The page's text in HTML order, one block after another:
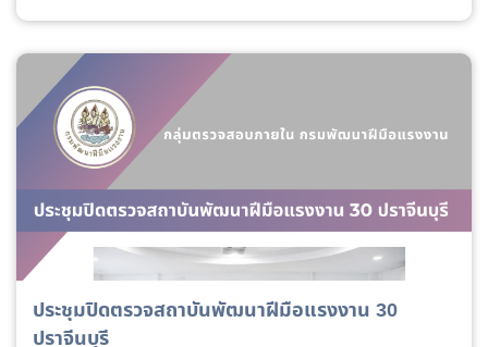
ประชุมปิดตรวจสถาบันพัฒนาฝีมือแรงงาน 30
ปราจีนบุรี